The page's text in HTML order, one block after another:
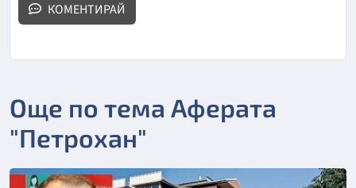
КОМЕНТИРАЙ
Още по тема Аферата
"Петрохан"